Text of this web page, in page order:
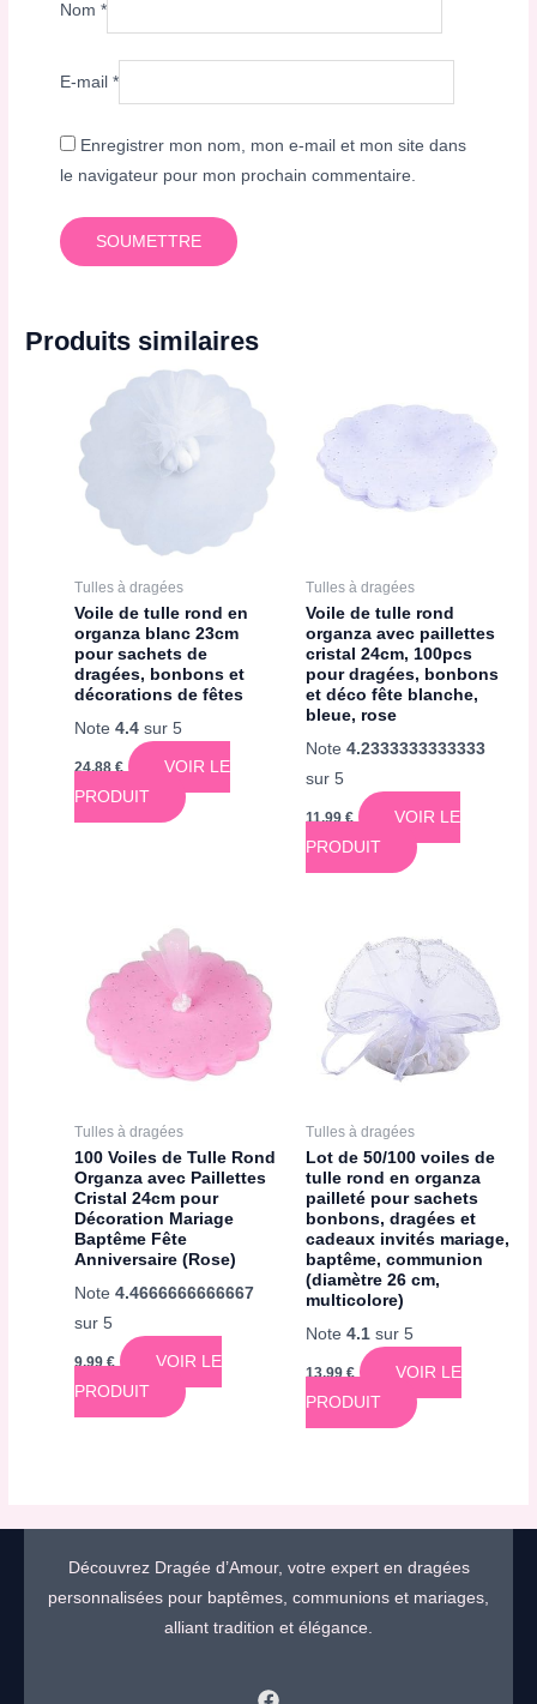
Nom*
E-mail*
Enregistrer mon nom, mon e-mail et mon site dans
le navigateur pour mon prochain commentaire.
Produits similaires
Tulles à dragées
Voile de tulle rond en
organza blanc 23cm
pour sachets de
dragées, bonbons et
décorations de fêtes
Note4.4 sur 5
24,88€
VOIR LE
PRODUIT
Tulles à dragées
Voile de tulle rond
organza avec paillettes
cristal 24cm, 100pcs
pour dragées, bonbons
et déco fête blanche,
bleue, rose
Note 4.2333333333333
sur 5
11,99€
VOIR LE
PRODUIT
Tulles à dragées
100 Voiles de Tulle Rond
Organza avec Paillettes
Cristal 24cm pour
Décoration Mariage
Baptême Fête
Anniversaire (Rose)
Note4.4666666666667
sur 5
9,99€
VOIR LE
PRODUIT
Tulles à dragées
Lot de 50/100 voiles de
tulle rond en organza
pailleté pour sachets
bonbons, dragées et
cadeaux invités mariage,
baptême, communion
(diamètre 26 cm,
multicolore)
Note 4.1sur 5
13,99€
VOIR LE
PRODUIT
Découvrez Dragée d’Amour, votre expert en dragées
personnalisées pour baptêmes, communions et mariages,
alliant tradition et élégance.